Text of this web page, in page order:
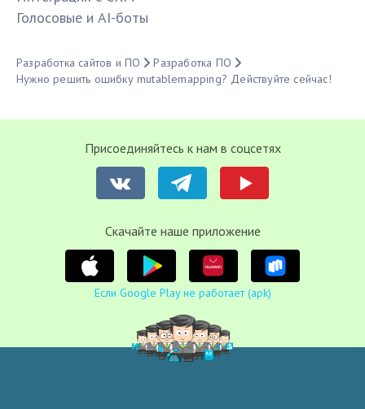
Голосовые и AI-боты
Разработка сайтов и ПО
Разработка ПО
Нужно решить ошибку mutablemapping? Действуйте сейчас!
Присоединяйтесь к нам в соцсетях
Cкачайте наше приложение
Если Google Play не работает (apk)